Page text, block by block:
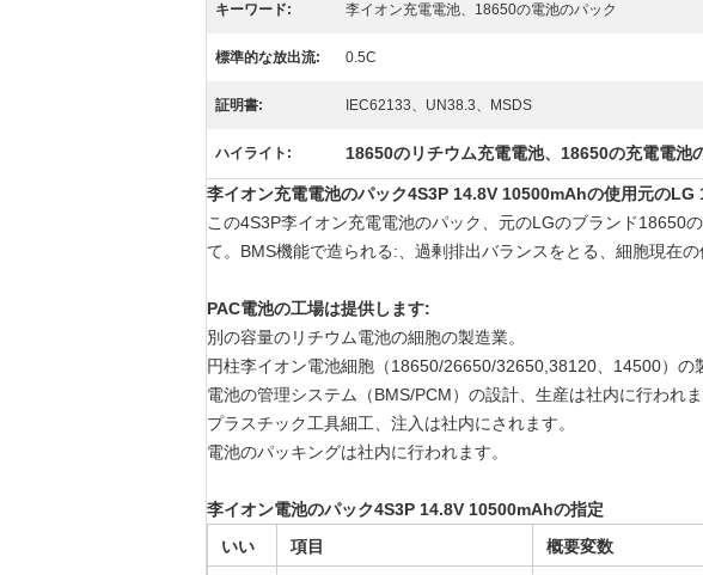
キーワード: 李イオン充電電池、18650の電池のパック
標準的な放出流: 0.5C
証明書: IEC62133、UN38.3、MSDS
ハイライト: 18650のリチウム充電電池、18650の充電電池
李イオン充電電池のパック4S3P 14.8V 10500mAhの使用元のLG
この4S3P李イオン充電電池のパック、元のLGのブランド18650
て。BMS機能で造られる:、過剰排出バランスをとる、細胞現在
PAC電池の工場は提供します:
別の容量のリチウム電池の細胞の製造業。
円柱李イオン電池細胞（18650/26650/32650,38120、14500）の
電池の管理システム（BMS/PCM）の設計、生産は社内に行われま
プラスチック工具細工、注入は社内にされます。
電池のパッキングは社内に行われます。
李イオン電池のパック4S3P 14.8V 10500mAhの指定
いい
項目 概要変数